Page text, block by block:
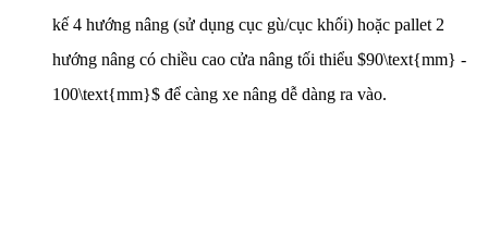
kế 4 hướng nâng (sử dụng cục gù/cục khối) hoặc pallet 2
hướng nâng có chiều cao cửa nâng tối thiểu $90\text{mm} -
100\text{mm}$ để càng xe nâng dễ dàng ra vào.